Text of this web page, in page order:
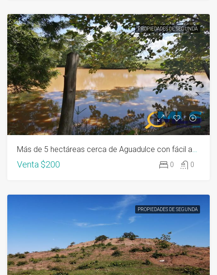
PROPIEDADES DE SEGUNDA
Más de 5 hectáreas cerca de Aguadulce con fácil acceso
Venta $200 0 0
PROPIEDADES DE SEGUNDA